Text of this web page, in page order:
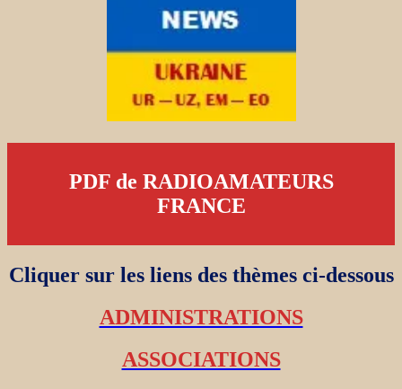
PDF de RADIOAMATEURS
FRANCE
Cliquer sur les liens des thèmes ci-dessous
ADMINISTRATIONS
ASSOCIATIONS